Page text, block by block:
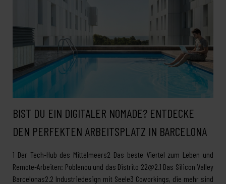
BIST DU EIN DIGITALER NOMADE? ENTDECKE
DEN PERFEKTEN ARBEITSPLATZ IN BARCELONA
1 Der Tech-Hub des Mittelmeers2 Das beste Viertel zum Leben und
Remote-Arbeiten: Poblenou und das Distrito 22@2.1 Das Silicon Valley
Barcelonas2.2 Industriedesign mit Seele3 Coworkings, die mehr sind